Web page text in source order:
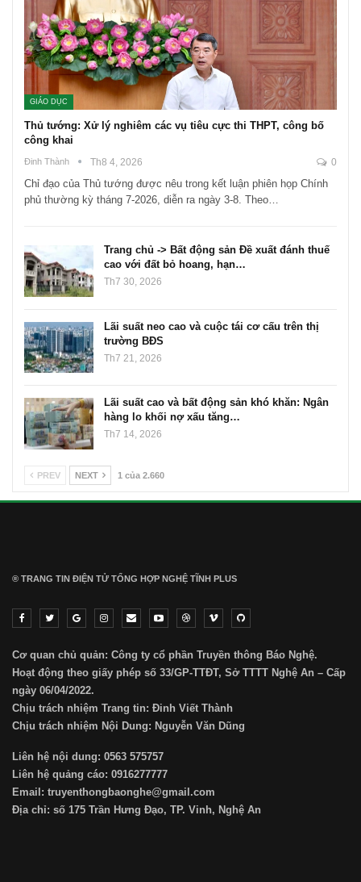
GIÁO DỤC
Thủ tướng: Xử lý nghiêm các vụ tiêu cực thi THPT, công bố
công khai
Đinh Thành Th8 4, 2026 0
Chỉ đạo của Thủ tướng được nêu trong kết luận phiên họp Chính
phủ thường kỳ tháng 7-2026, diễn ra ngày 3-8. Theo…
Trang chủ -> Bất động sản Đề xuất đánh thuế
cao với đất bỏ hoang, hạn…
Th7 30, 2026
Lãi suất neo cao và cuộc tái cơ cấu trên thị
trường BĐS
Th7 21, 2026
Lãi suất cao và bất động sản khó khăn: Ngân
hàng lo khối nợ xấu tăng…
Th7 14, 2026
PREV NEXT 1 của 2.660
® TRANG TIN ĐIỆN TỬ ТỔNG HỢP NGHỆ TĨNH PLUS
Cơ quan chủ quản: Công ty cổ phần Truyền thông Báo Nghệ.
Hoạt động theo giấy phép số 33/GP-TTĐT, Sở TTTT Nghệ An – Cấp
ngày 06/04/2022.
Chịu trách nhiệm Trang tin: Đinh Viết Thành
Chịu trách nhiệm Nội Dung: Nguyễn Văn Dũng
Liên hệ nội dung: 0563 575757
Liên hệ quảng cáo: 0916277777
Email: truyenthongbaonghe@gmail.com
Địa chỉ: số 175 Trần Hưng Đạo, TP. Vinh, Nghệ An